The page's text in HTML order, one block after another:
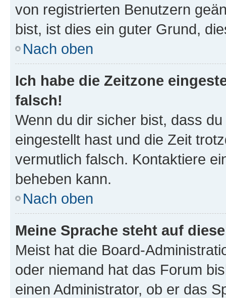
von registrierten Benutzern
bist, ist dies ein guter Grund,
Nach oben
Ich habe die Zeitzone
falsch!
Wenn du dir sicher bist, dass
eingestellt hast und die Zeit
vermutlich falsch. Kontaktiere
beheben kann.
Nach oben
Meine Sprache steht auf
Meist hat die Board-
oder niemand hat das Forum
einen Administrator, ob er das